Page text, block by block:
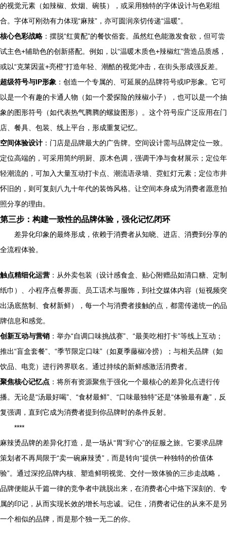
的视觉元素（如辣椒、炊烟、碗筷），或采用独特的字体设计与色彩组
合。字体可刚劲有力体现“麻辣”，亦可圆润亲切传递“温暖”。
核心色彩战略 ：摆脱“红黄配”的餐饮俗套。虽然红色能激发食欲，但可尝
试主色+辅助色的创新搭配。例如，以“温暖木质色+辣椒红”营造品质感，
或以“克莱因蓝+亮橙”打造年轻、潮酷的视觉冲击，在街头形成强反差。
超级符号与IP形象 ：创造一个专属的、可延展的品牌符号或IP形象。它可
以是一个有趣的卡通人物（如一个爱探险的辣椒小子），也可以是一个抽
象的图形符号（如代表热气腾腾的螺旋图形）。这个符号应广泛应用在门
店、餐具、包装、线上平台，形成重复记忆。
空间体验设计 ：门店是品牌最大的广告牌。空间设计需与品牌定位一致。
定位高端的，可采用简约明厨、原木色调，强调干净与食材展示；定位年
轻潮流的，可加入大量互动打卡点、潮流语录墙、霓虹灯元素；定位市井
怀旧的，则可复刻八九十年代的装饰风格。让空间本身成为消费者愿意拍
照分享的理由。
第三步：构建一致性的品牌体验，强化记忆闭环
差异化印象的最终形成，依赖于消费者从知晓、进店、消费到分享的
全流程体验。
触点精细化运营 ：从外卖包装（设计感食盒、贴心附赠品如清口糖、定制
纸巾）、小程序点餐界面、员工话术与服饰，到社交媒体内容（短视频突
出汤底熬制、食材新鲜），每一个与消费者接触的点，都需传递统一的品
牌信息和感觉。
创新互动与营销 ：举办“自调口味挑战赛”、“最美吃相打卡”等线上互动；
推出“盲盒套餐”、“季节限定口味”（如夏季藤椒冷捞）；与相关品牌（如
饮品、电竞）进行跨界联名。通过持续的新鲜感激活消费者。
聚焦核心记忆点 ：将所有资源聚焦于强化一个最核心的差异化点进行传
播。无论是“汤最好喝”、“食材最鲜”、“口味最独特”还是“体验最有趣”，反
复强调，直到它成为消费者提到你品牌时的条件反射。
****
麻辣烫品牌的差异化打造，是一场从“胃”到“心”的征服之旅。它要求品牌
策划者不再局限于“卖一碗麻辣烫”，而是转向“提供一种独特的价值体
验”。通过深挖品牌内核、塑造鲜明视觉、交付一致体验的三步走战略，
品牌便能从千篇一律的竞争者中跳脱出来，在消费者心中烙下深刻的、专
属的印记，从而实现长效的增长与忠诚。记住，消费者记住的从来不是另
一个相似的品牌，而是那个独一无二的你。